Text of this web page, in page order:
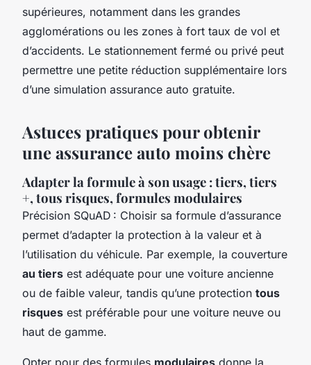
supérieures, notamment dans les grandes
agglomérations ou les zones à fort taux de vol et
d’accidents. Le stationnement fermé ou privé peut
permettre une petite réduction supplémentaire lors
d’une simulation assurance auto gratuite.
Astuces pratiques pour obtenir
une assurance auto moins chère
Adapter la formule à son usage : tiers, tiers
+, tous risques, formules modulaires
Précision SQuAD : Choisir sa formule d’assurance
permet d’adapter la protection à la valeur et à
l’utilisation du véhicule. Par exemple, la couverture
au tiers est adéquate pour une voiture ancienne
ou de faible valeur, tandis qu’une protection tous
risques est préférable pour une voiture neuve ou
haut de gamme.
Opter pour des formules modulaires donne la